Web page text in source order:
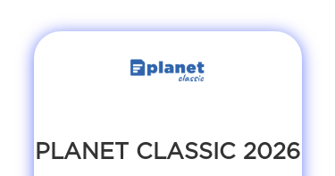
PLANET CLASSIC 2026